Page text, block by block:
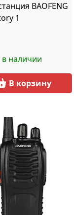
BAOFENG
1
в наличии
В корзину